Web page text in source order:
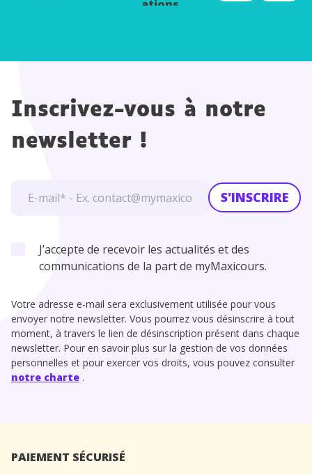
ations
Inscrivez-vous à notre
newsletter !
S'INSCRIRE
J’accepte de recevoir les actualités et des
communications de la part de myMaxicours.
Votre adresse e-mail sera exclusivement utilisée pour vous
envoyer notre newsletter. Vous pourrez vous désinscrire à tout
moment, à travers le lien de désinscription présent dans chaque
newsletter. Pour en savoir plus sur la gestion de vos données
personnelles et pour exercer vos droits, vous pouvez consulter
notre charte .
PAIEMENT SÉCURISÉ